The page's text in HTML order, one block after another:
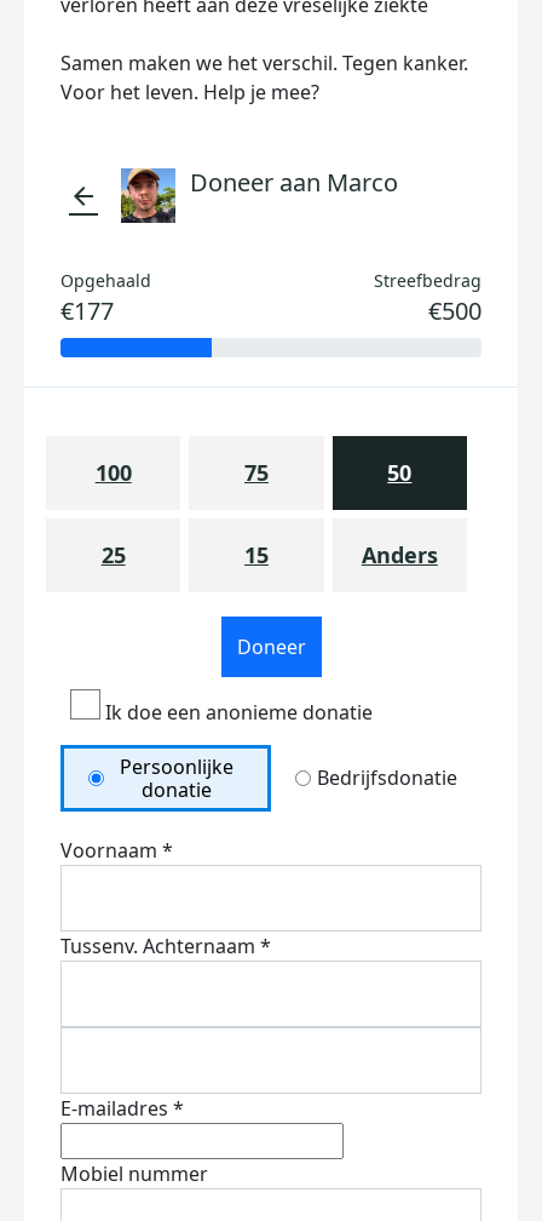
Samen maken we het verschil. Tegen kanker.
Voor het leven. Help je mee?
arrow_back Doneer aan Marco
Opgehaald
€177
Streefbedrag
€500
100 75 50
25 15 Anders
Doneer
Ik doe een anonieme donatie
Persoonlijke
donatie
Bedrijfsdonatie
Voornaam *
Tussenv. Achternaam *
E-mailadres *
Mobiel nummer